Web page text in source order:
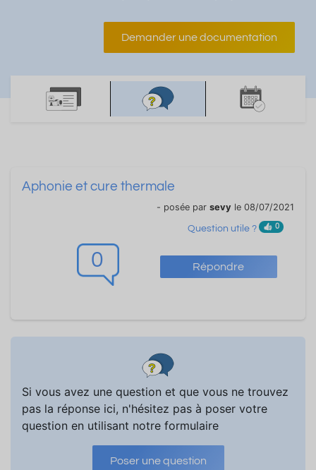
Demander une documentation
0 Répondre
Aphonie et cure thermale
- posée par sevy le 08/07/2021
Question utile ? 0
Si vous avez une question et que vous ne trouvez
pas la réponse ici, n'hésitez pas à poser votre
question en utilisant notre formulaire
Poser une question